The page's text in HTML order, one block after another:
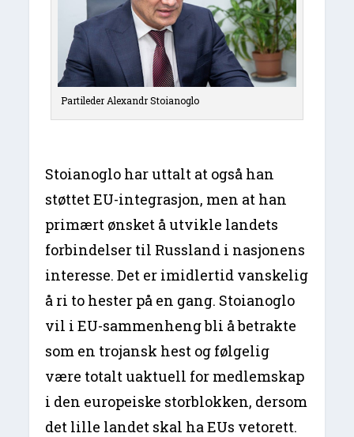
Partileder Alexandr Stoianoglo
Stoianoglo har uttalt at også han
støttet EU-integrasjon, men at han
primært ønsket å utvikle landets
forbindelser til Russland i nasjonens
interesse. Det er imidlertid vanskelig
å ri to hester på en gang. Stoianoglo
vil i EU-sammenheng bli å betrakte
som en trojansk hest og følgelig
være totalt uaktuell for medlemskap
i den europeiske storblokken, dersom
det lille landet skal ha EUs vetorett.